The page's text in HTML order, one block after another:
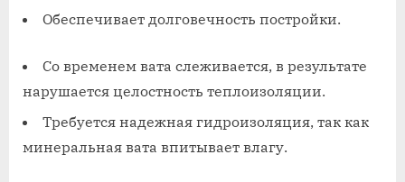
Обеспечивает долговечность постройки.
Со временем вата слеживается, в результате
нарушается целостность теплоизоляции.
Требуется надежная гидроизоляция, так как
минеральная вата впитывает влагу.